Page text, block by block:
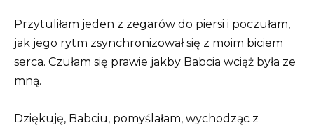
Przytuliłam jeden z zegarów do piersi i poczułam,
jak jego rytm zsynchronizował się z moim biciem
serca. Czułam się prawie jakby Babcia wciąż była ze
mną.
Dziękuję, Babciu, pomyślałam, wychodząc z